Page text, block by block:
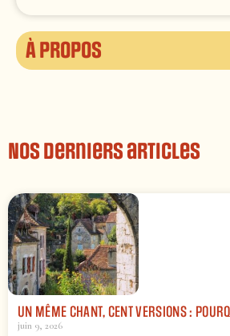
À propos
Nos derniers articles
UN MÊME CHANT, CENT VERSIONS :
juin 9, 2026